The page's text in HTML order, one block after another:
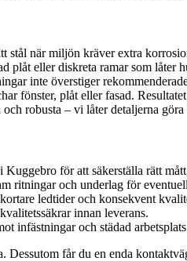
stål när miljön kräver extra
eller diskreta ramar som låter
inte överstiger
fönster, plåt eller fasad.
robusta – vi låter detaljerna göra
för att säkerställa rätt
ritningar och underlag för
ledtider och konsekvent
innan leverans.
infästningar och städad
får du en enda